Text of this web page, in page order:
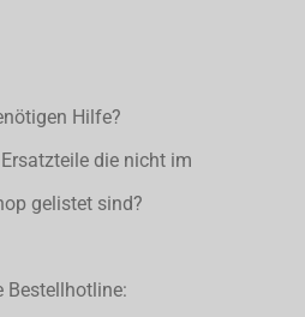
Hilfe?
die nicht im
gelistet sind?
Bestellhotline: